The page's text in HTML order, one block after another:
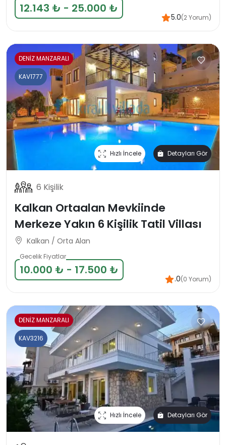
12.143 ₺ - 25.000 ₺
5.0(2 Yorum)
DENİZ MANZARALI
Hızlı İncele Detayları Gör
KAV1777
6 Kişilik
Kalkan Ortaalan Mevkiinde
Merkeze Yakın 6 Kişilik Tatil Villası
Kalkan / Orta Alan
Gecelik Fiyatlar
10.000 ₺ - 17.500 ₺
.0(0 Yorum)
DENİZ MANZARALI
Hızlı İncele Detayları Gör
KAV3216